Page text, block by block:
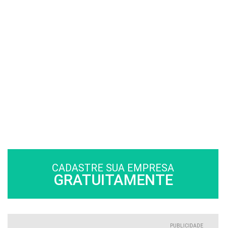
CADASTRE SUA EMPRESA
GRATUITAMENTE
PUBLICIDADE